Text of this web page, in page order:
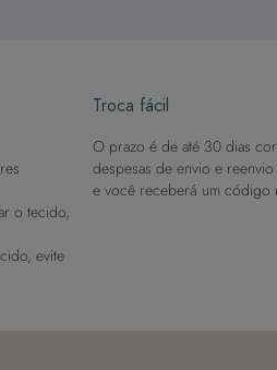
o tecido,
evite
Troca fácil
O prazo é de até 30 dias
despesas de envio e
e você receberá um código